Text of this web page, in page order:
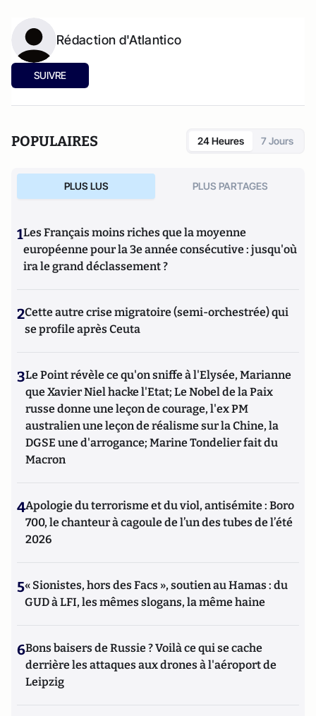
Rédaction d'Atlantico
SUIVRE
POPULAIRES 24 Heures 7 Jours
PLUS LUS PLUS PARTAGES
1Les Français moins riches que la moyenne
européenne pour la 3e année consécutive : jusqu'où
ira le grand déclassement ?
2Cette autre crise migratoire (semi-orchestrée) qui
se profile après Ceuta
3Le Point révèle ce qu'on sniffe à l'Elysée, Marianne
que Xavier Niel hacke l'Etat; Le Nobel de la Paix
russe donne une leçon de courage, l'ex PM
australien une leçon de réalisme sur la Chine, la
DGSE une d'arrogance; Marine Tondelier fait du
Macron
4Apologie du terrorisme et du viol, antisémite : Boro
700, le chanteur à cagoule de l’un des tubes de l’été
2026
5« Sionistes, hors des Facs », soutien au Hamas : du
GUD à LFI, les mêmes slogans, la même haine
6Bons baisers de Russie ? Voilà ce qui se cache
derrière les attaques aux drones à l'aéroport de
Leipzig